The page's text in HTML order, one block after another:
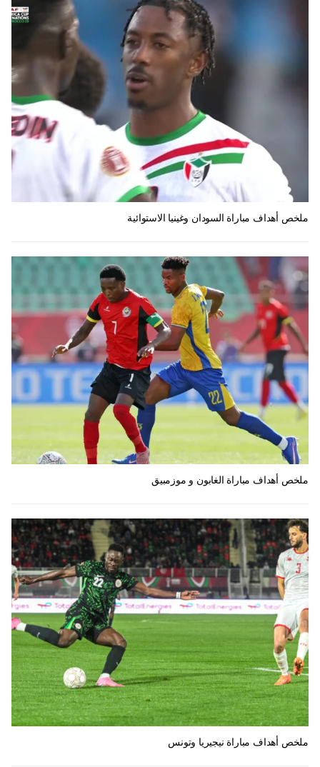
ملخص أهداف مباراة السودان وغينيا الاستوائية
ملخص أهداف مباراة الغابون و موزمبيق
ملخص أهداف مباراة نيجيريا وتونس